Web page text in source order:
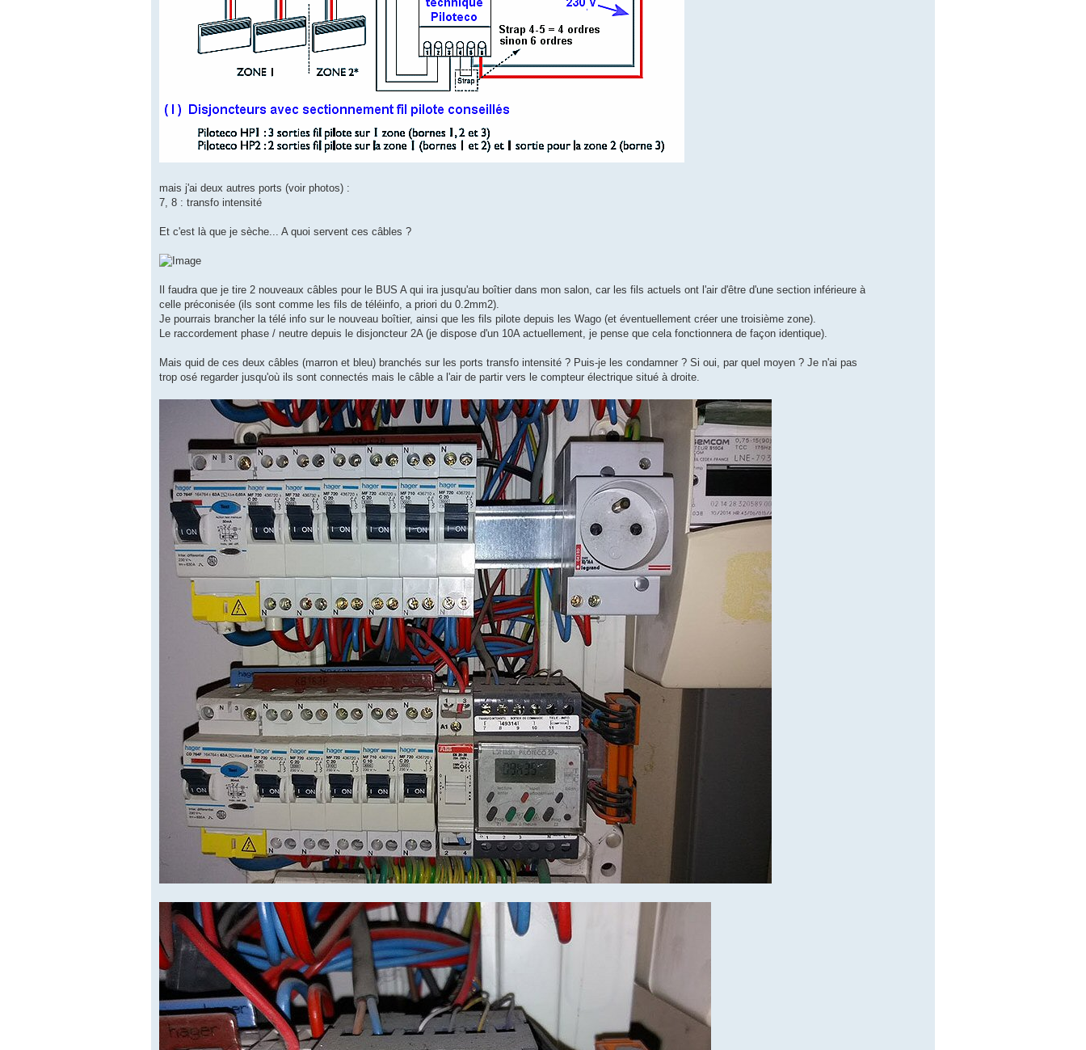
mais j'ai deux autres ports (voir photos) :
7, 8 : transfo intensité
Et c'est là que je sèche... A quoi servent ces câbles ?
Il faudra que je tire 2 nouveaux câbles pour le BUS A qui ira jusqu'au boîtier dans mon salon, car les fils actuels ont l'air d'être d'une section inférieure à
celle préconisée (ils sont comme les fils de téléinfo, a priori du 0.2mm2).
Je pourrais brancher la télé info sur le nouveau boîtier, ainsi que les fils pilote depuis les Wago (et éventuellement créer une troisième zone).
Le raccordement phase / neutre depuis le disjoncteur 2A (je dispose d'un 10A actuellement, je pense que cela fonctionnera de façon identique).
Mais quid de ces deux câbles (marron et bleu) branchés sur les ports transfo intensité ? Puis-je les condamner ? Si oui, par quel moyen ? Je n'ai pas
trop osé regarder jusqu'où ils sont connectés mais le câble a l'air de partir vers le compteur électrique situé à droite.